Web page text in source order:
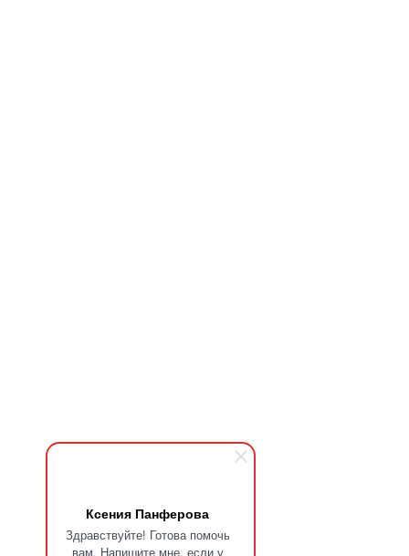
Ксения Панферова
Здравствуйте! Готова помочь
вам. Напишите мне, если у